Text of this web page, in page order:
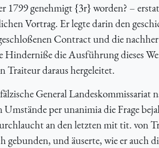
1799 genehmigt {3r} worden? –
Vortrag. Er legte darin den
Contract und die
Hinderniße die Ausführung dieses
Traiteur daraus hergeleitet.
General Landeskommissariat
per unanimia die Frage
an den letzten mit tit. von
gebunden, und äuserte, wie er auch